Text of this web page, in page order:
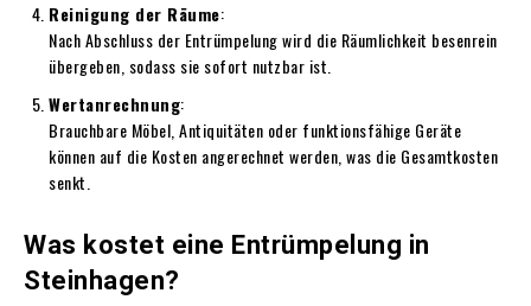
Reinigung der Räume:
Nach Abschluss der Entrümpelung wird die Räumlichkeit besenrein
übergeben, sodass sie sofort nutzbar ist.
Wertanrechnung:
Brauchbare Möbel, Antiquitäten oder funktionsfähige Geräte
können auf die Kosten angerechnet werden, was die Gesamtkosten
senkt.
Was kostet eine Entrümpelung in
Steinhagen?